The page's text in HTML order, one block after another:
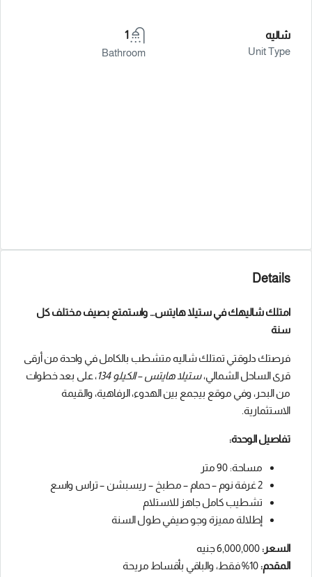
شاليه
Unit Type
1
Bathroom
Details
امتلك شاليهك في ستيلا هايتس… واستمتع بصيف مختلف كل
سنة
فرصتك دلوقتي تمتلك شاليه متشطب بالكامل في واحدة من أرقى
قرى الساحل الشمالي،ستيلا هايتس – الكيلو 134
، على بعد خطوات
من البحر، وفي موقع بيجمع بين الهدوء، الرفاهية، والقيمة
الاستثمارية.
تفاصيل الوحدة:
مساحة: 90 متر
2 غرفة نوم – حمام – مطبخ – ريسبشن – تراس واسع
تشطيب كامل جاهز للاستلام
إطلالة مميزة وجو صيفي طول السنة
السعر:
المقدم: